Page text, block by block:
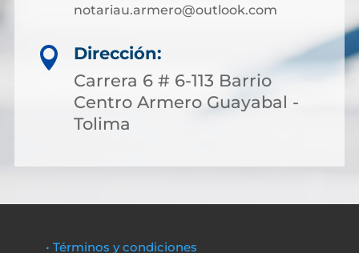
notariau.armero@outlook.com

Dirección:
Carrera 6 # 6-113 Barrio
Centro Armero Guayabal -
Tolima
• Términos y condiciones